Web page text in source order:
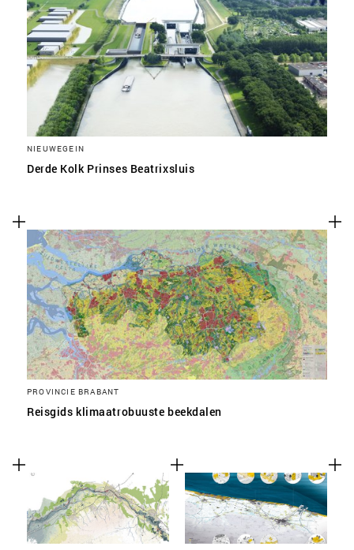
NIEUWEGEIN
Derde Kolk Prinses Beatrixsluis
PROVINCIE BRABANT
Reisgids klimaatrobuuste beekdalen